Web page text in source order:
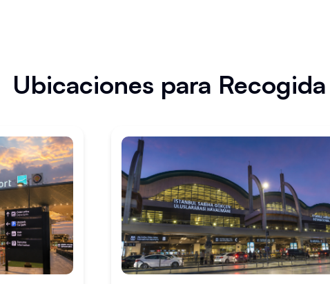
Ubicaciones para